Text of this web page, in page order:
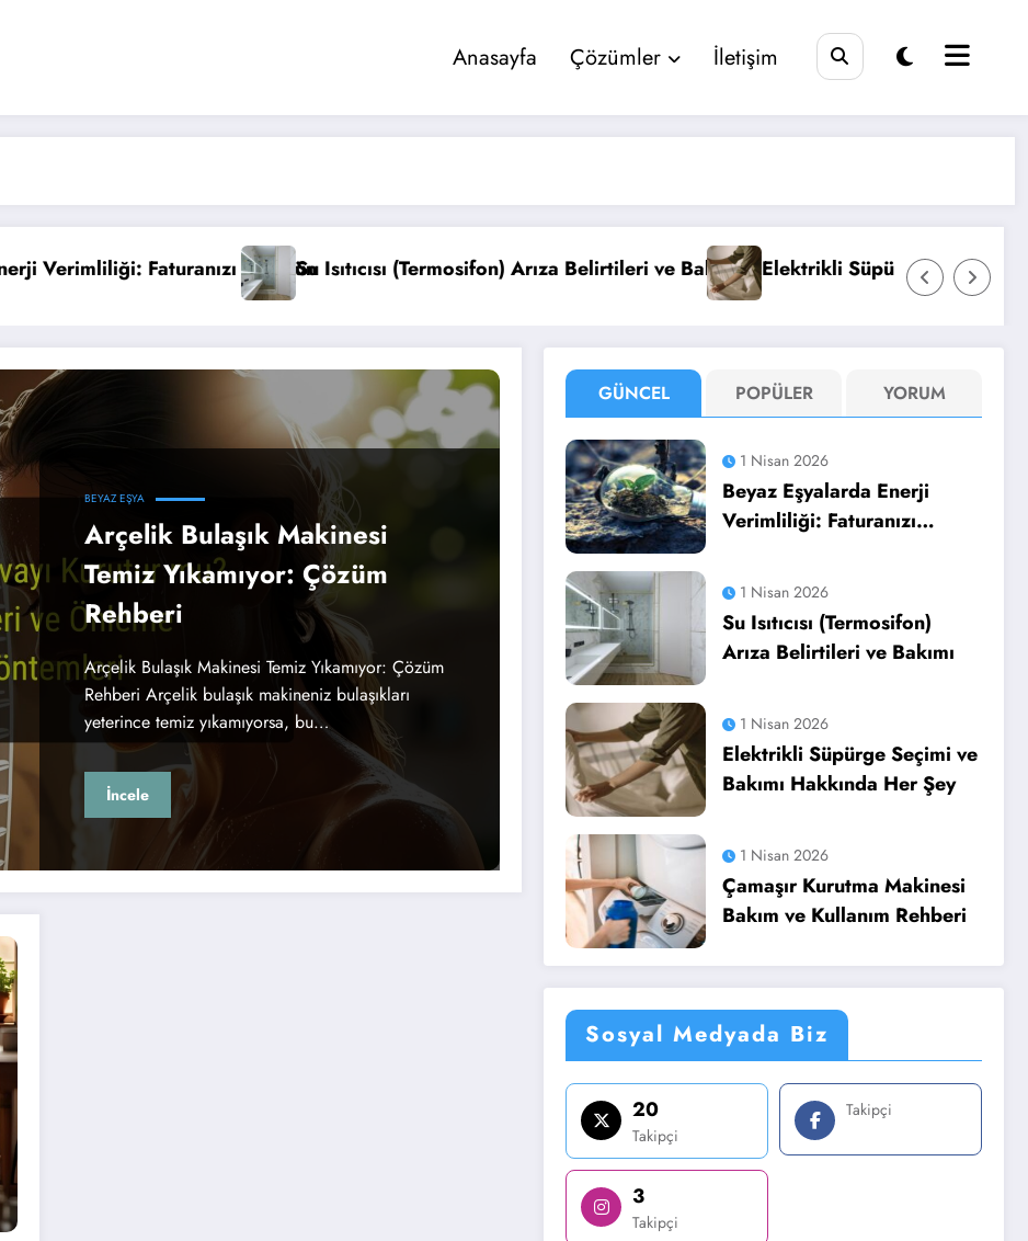
Anasayfa Çözümler İletişim
DüşürünSu Isıtıcısı (Termosifon) Arıza Belirtileri ve Bakımı Elektrikli Süpürge Seçimi ve Bakımı Hakkında Her Şey
BEYAZ EŞYA
Arçelik Bulaşık Makinesi
Temiz Yıkamıyor: Çözüm
Rehberi
Arçelik Bulaşık Makinesi Temiz Yıkamıyor: Çözüm
Rehberi Arçelik bulaşık makineniz bulaşıkları
yeterince temiz yıkamıyorsa, bu…
İncele
GÜNCEL POPÜLER YORUM
1 Nisan 2026
Beyaz Eşyalarda Enerji
Verimliliği: Faturanızı
1 Nisan 2026
Su Isıtıcısı (Termosifon)
Arıza Belirtileri ve Bakımı
1 Nisan 2026
Elektrikli Süpürge Seçimi ve
Bakımı Hakkında Her Şey
1 Nisan 2026
Çamaşır Kurutma Makinesi
Bakım ve Kullanım Rehberi
Sosyal Medyada Biz
20
Takipçi
Takipçi
3
Takipçi